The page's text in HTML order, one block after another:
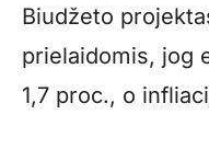
Biudžeto
prielaidomis, jog
1,7 proc., o